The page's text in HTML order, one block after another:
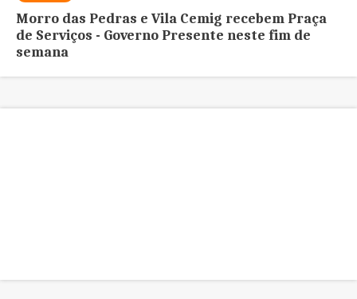
Morro das Pedras e Vila Cemig recebem Praça
de Serviços - Governo Presente neste fim de
semana